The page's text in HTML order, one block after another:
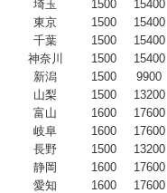
埼玉
1500 15400
東京
1500 15400
千葉
1500 15400
神奈川
1500 15400
新潟
1500 9900
山梨
1500 13200
富山
1600 17600
岐阜
1600 17600
長野
1500 13200
静岡
1600 17600
愛知
1600 17600